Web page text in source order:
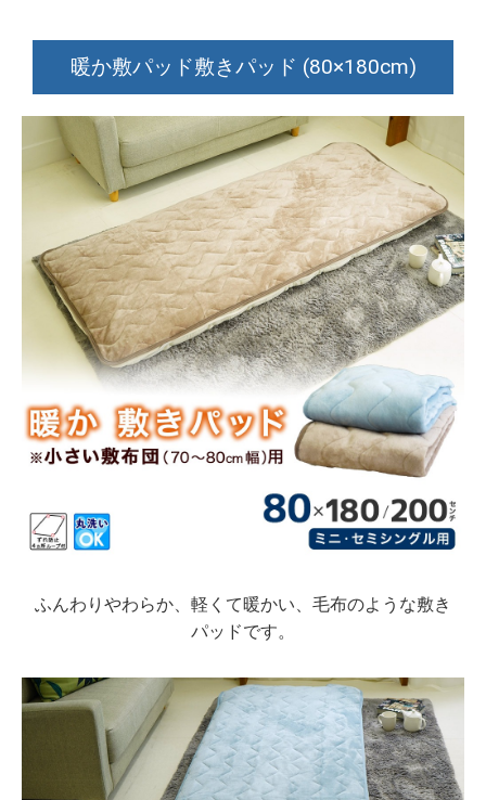
暖か敷パッド敷きパッド (80×180cm)
ふんわりやわらか、軽くて暖かい、毛布のような敷き
パッドです。